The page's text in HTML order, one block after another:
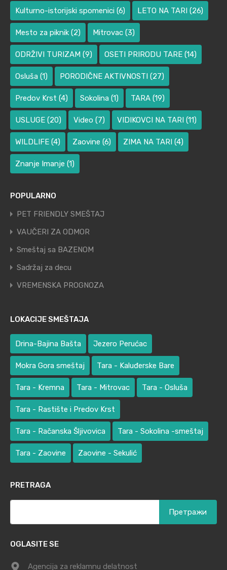
Kulturno-istorijski spomenici (6) LETO NA TARI (26)
Mesto za piknik (2) Mitrovac (3)
ODRŽIVI TURIZAM (9) OSETI PRIRODU TARE (14)
Osluša (1) PORODIČNE AKTIVNOSTI (27)
Predov Krst (4) Sokolina (1) TARA (19)
USLUGE (20) Video (7) VIDIKOVCI NA TARI (11)
WILDLIFE (4) Zaovine (6) ZIMA NA TARI (4)
Znanje Imanje (1)
POPULARNO
PET FRIENDLY SMEŠTAJ
VAUČERI ZA ODMOR
Smeštaj sa BAZENOM
Sadržaj za decu
VREMENSKA PROGNOZA
LOKACIJE SMEŠTAJA
Drina-Bajina Bašta Jezero Perućac
Mokra Gora smeštaj Tara - Kaluđerske Bare
Tara - Kremna Tara - Mitrovac Tara - Osluša
Tara - Rastište i Predov Krst
Tara - Račanska Šljivovica Tara - Sokolina -smeštaj
Tara - Zaovine Zaovine - Sekulić
PRETRAGA
OGLASITE SE
Agencija za reklamnu delatnost